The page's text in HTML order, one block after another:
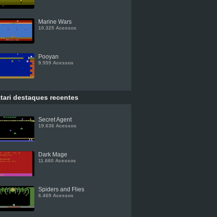
Marine Wars
10.325 Acessos
Pooyan
9.559 Acessos
destaques recentes
Secret Agent
19.636 Acessos
Dark Mage
11.660 Acessos
Spiders and Flies
6.469 Acessos